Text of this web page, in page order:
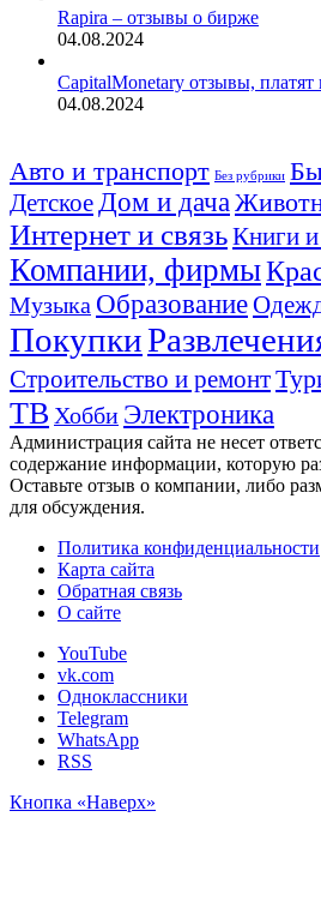
Rapira – отзывы о бирже
04.08.2024
CapitalMonetary отзывы, платят
04.08.2024
Авто и транспорт Без рубрики
Детское Дом и дача
Интернет и связьКниги и
Компании, фирмы
Музыка Образование
Покупки
Строительство и ремонт
ТВ Хобби Электроника
Администрация сайта не несет
содержание информации, которую
Оставьте отзыв о компании, либо
для обсуждения.
Политика конфиденциальности
Карта сайта
Обратная связь
О сайте
YouTube
vk.com
Одноклассники
Telegram
WhatsApp
RSS
Кнопка «Наверх»